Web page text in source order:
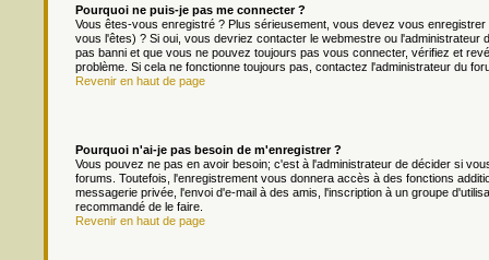
Pourquoi ne puis-je pas me connecter ?
Vous êtes-vous enregistré ? Plus sérieusement, vous devez vous
vous l'êtes) ? Si oui, vous devriez contacter le webmestre ou
pas banni et que vous ne pouvez toujours pas vous connecter, vérifiez et
problème. Si cela ne fonctionne toujours pas, contactez l'administrateur du
Revenir en haut de page
Pourquoi n'ai-je pas besoin de m'enregistrer ?
Vous pouvez ne pas en avoir besoin; c'est à l'administrateur de décider si
forums. Toutefois, l'enregistrement vous donnera accès à des fonctions
messagerie privée, l'envoi d'e-mail à des amis, l'inscription à un groupe
recommandé de le faire.
Revenir en haut de page